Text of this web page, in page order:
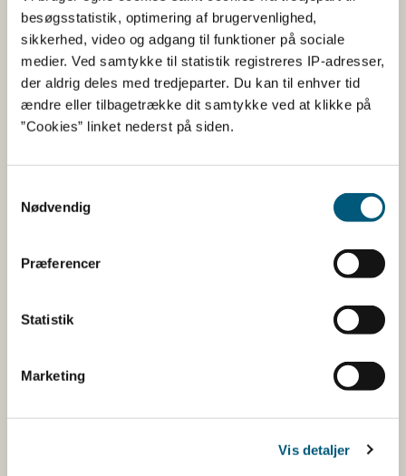
besøgsstatistik, optimering af brugervenlighed,
sikkerhed, video og adgang til funktioner på sociale
medier. Ved samtykke til statistik registreres IP-adresser,
der aldrig deles med tredjeparter. Du kan til enhver tid
ændre eller tilbagetrække dit samtykke ved at klikke på
”Cookies” linket nederst på siden.
Nødvendig
Præferencer
Statistik
Marketing
Vis detaljer
ActiGreen Grøn te ekstrakt m.
Pebermynte
Virksomhed:
ActiGreen Grøn te ekstrakt
Økologisk